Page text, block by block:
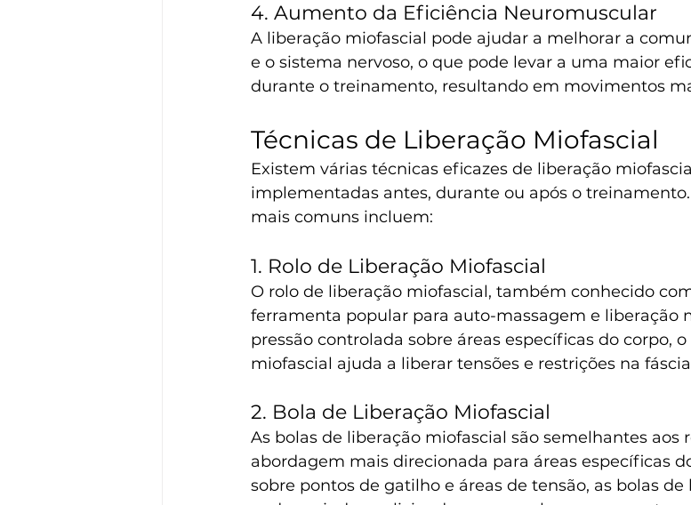
4. Aumento da Eficiência Neuromuscular
A liberação miofascial pode ajudar a melhorar a
e o sistema nervoso, o que pode levar a uma maior
durante o treinamento, resultando em movimentos
Técnicas de Liberação Miofascial
Existem várias técnicas eficazes de liberação
implementadas antes, durante ou após o
mais comuns incluem:
1. Rolo de Liberação Miofascial
O rolo de liberação miofascial, também conhecido
ferramenta popular para auto-massagem e liberação
pressão controlada sobre áreas específicas do corpo,
miofascial ajuda a liberar tensões e restrições na
2. Bola de Liberação Miofascial
As bolas de liberação miofascial são semelhantes aos
abordagem mais direcionada para áreas específicas
sobre pontos de gatilho e áreas de tensão, as bolas